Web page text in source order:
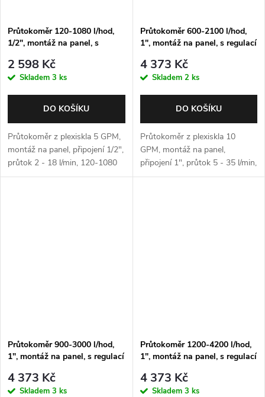
Průtokoměr 120-1080 l/hod,
1/2", montáž na panel, s
2 598 Kč
Skladem 3 ks
DO KOŠÍKU
Průtokoměr z plexiskla 5 GPM,
montáž na panel, připojení 1/2",
průtok 2 - 18 l/min, 120-1080
l/hod s regulačním ventilem
Průtokoměr 600-2100 l/hod,
1", montáž na panel, s regulací
4 373 Kč
Skladem 2 ks
DO KOŠÍKU
Průtokoměr z plexiskla 10
GPM, montáž na panel,
připojení 1", průtok 5 - 35 l/min,
300-2100 l/hod s regulačním
Průtokoměr 900-3000 l/hod,
1", montáž na panel, s regulací
4 373 Kč
Skladem 3 ks
Průtokoměr 1200-4200 l/hod,
1", montáž na panel, s regulací
4 373 Kč
Skladem 3 ks